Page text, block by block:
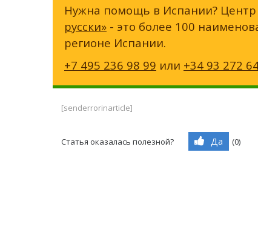
Нужна помощь в Испании? Центр
русски» - это более 100
регионе Испании.
+7 495 236 98 99 или +34 93 272
[senderrorinarticle]
Статья оказалась полезной? Да (0)